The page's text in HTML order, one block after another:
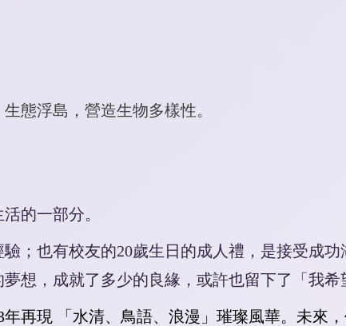
態浮島，營造生物多樣性。
的一部分。
；也有校友的20歲生日的成人禮，是接受成
想，成就了多少的良緣，或許也留下了「我希
年再現 「水清、鳥語、浪漫」璀璨風華。未來